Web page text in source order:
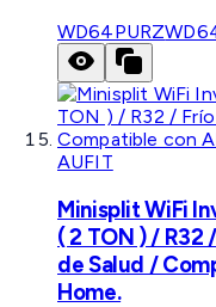
WD64PURZ
AUFIT
Minisplit WiFi
( 2 TON ) /
de Salud /
Home.